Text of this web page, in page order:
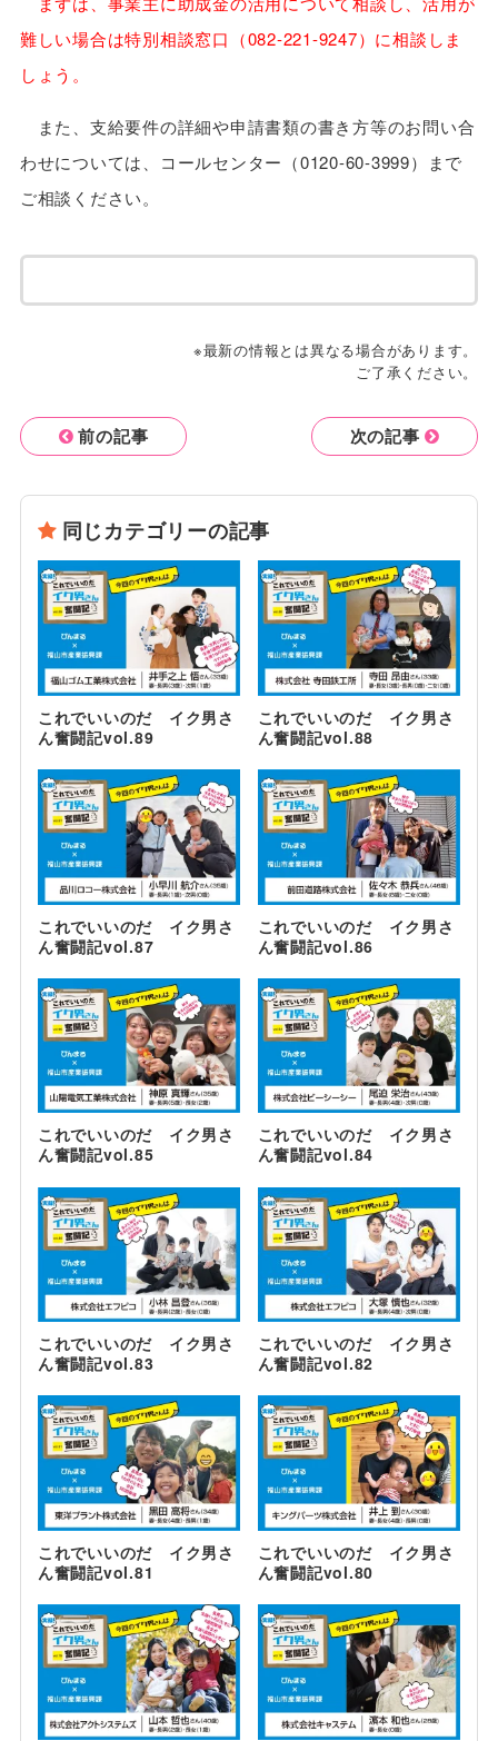
難しい場合は特別相談窓口（082-221-9247）に相談しま
しょう。
また、支給要件の詳細や申請書類の書き方等のお問い合
わせについては、コールセンター（0120-60-3999）まで
ご相談ください。
※最新の情報とは異なる場合があります。
ご了承ください。
前の記事 次の記事
同じカテゴリーの記事
これでいいのだ イク男さ
ん奮闘記vol.89
これでいいのだ イク男さ
ん奮闘記vol.88
これでいいのだ イク男さ
ん奮闘記vol.87
これでいいのだ イク男さ
ん奮闘記vol.86
これでいいのだ イク男さ
ん奮闘記vol.85
これでいいのだ イク男さ
ん奮闘記vol.84
これでいいのだ イク男さ
ん奮闘記vol.83
これでいいのだ イク男さ
ん奮闘記vol.82
これでいいのだ イク男さ
ん奮闘記vol.81
これでいいのだ イク男さ
ん奮闘記vol.80